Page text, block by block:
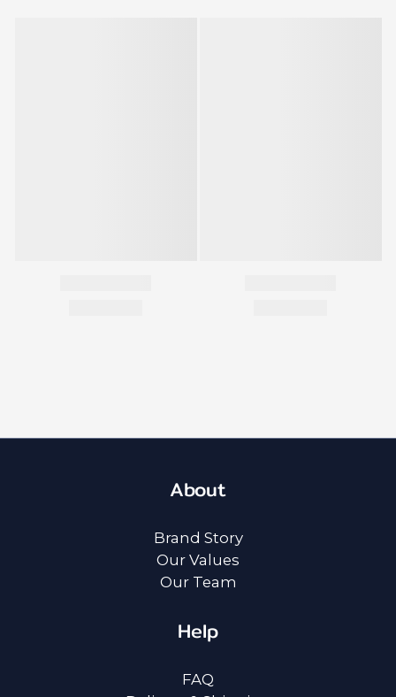
About
Brand Story
Our Values
Our Team
Help
FAQ